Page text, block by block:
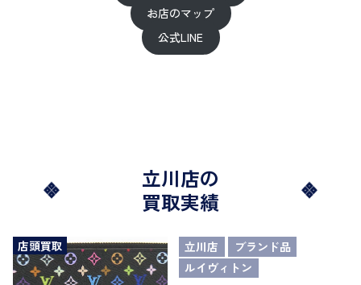
お店のマップ
公式LINE
立川店の
買取実績
店頭買取 立川店
ブランド品
ルイヴィトン